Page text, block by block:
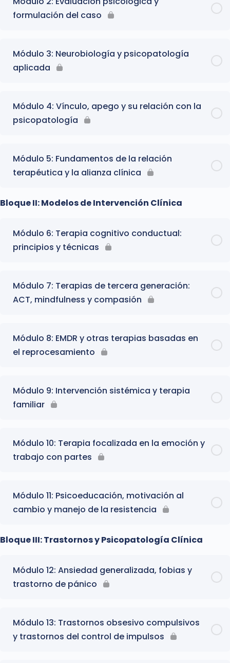
formulación del caso
Módulo 3: Neurobiología y psicopatología
aplicada
Módulo 4: Vínculo, apego y su relación con la
psicopatología
Módulo 5: Fundamentos de la relación
terapéutica y la alianza clínica
Bloque II: Modelos de Intervención Clínica
Módulo 6: Terapia cognitivo conductual:
principios y técnicas
Módulo 7: Terapias de tercera generación:
ACT, mindfulness y compasión
Módulo 8: EMDR y otras terapias basadas en
el reprocesamiento
Módulo 9: Intervención sistémica y terapia
familiar
Módulo 10: Terapia focalizada en la emoción y
trabajo con partes
Módulo 11: Psicoeducación, motivación al
cambio y manejo de la resistencia
Bloque III: Trastornos y Psicopatología Clínica
Módulo 12: Ansiedad generalizada, fobias y
trastorno de pánico
Módulo 13: Trastornos obsesivo compulsivos
y trastornos del control de impulsos